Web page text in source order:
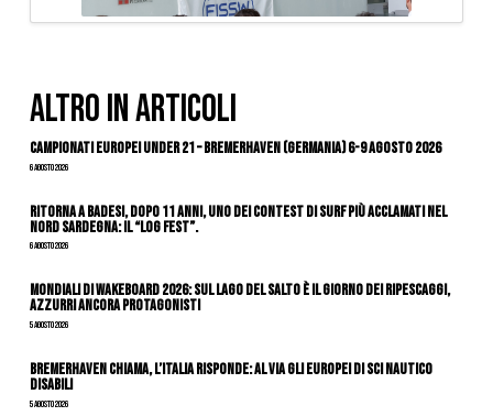
ALTRO IN ARTICOLI
Campionati Europei Under 21 – Bremerhaven (Germania) 6-9 agosto 2026
6 Agosto 2026
Ritorna a Badesi, dopo 11 anni, uno dei contest di surf più acclamati nel
nord Sardegna: il “Log Fest”.
6 Agosto 2026
Mondiali di Wakeboard 2026: sul Lago del Salto è il giorno dei ripescaggi,
azzurri ancora protagonisti
5 Agosto 2026
Bremerhaven chiama, l’Italia risponde: al via gli Europei di Sci Nautico
Disabili
5 Agosto 2026